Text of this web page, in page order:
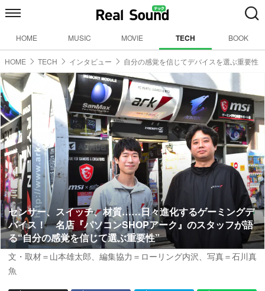
HOME MUSIC MOVIE TECH BOOK
HOME TECH インタビュー 自分の感覚を信じてデバイスを選ぶ重要性
センサー、スイッチ、材質……日々進化するゲーミングデ
バイス！ 名店『パソコンSHOPアーク』のスタッフが語
る“自分の感覚を信じて選ぶ重要性”
文・取材＝山本雄太郎、 編集協力＝ローリング内沢、 写真＝石川真
魚